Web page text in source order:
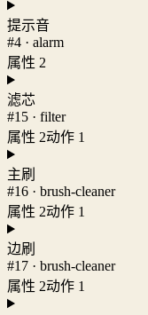
提示音
#4 · alarm
属性 2
滤芯
#15 · filter
属性 2动作 1
主刷
#16 · brush-cleaner
属性 2动作 1
边刷
#17 · brush-cleaner
属性 2动作 1